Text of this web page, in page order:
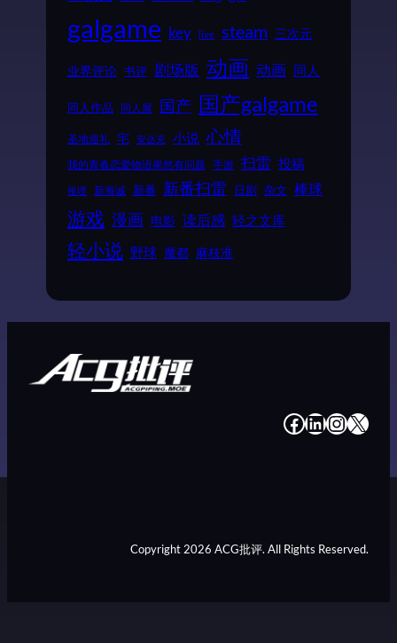
galgame key live steam 三次元
业界评论 书评 剧场版 动画 动画 同人
同人作品 同人展 国产 国产galgame
圣地巡礼 宅 安达充 小说 心情
我的青春恋爱物语果然有问题 手游 扫雷 投稿
推理 新海诚 新番 新番扫雷 日剧 杂文 棒球
游戏 漫画 电影 读后感 轻之文库
轻小说 野球 魔都 麻枝准
# # # #
Copyright 2026 ACG批评. All Rights Reserved.